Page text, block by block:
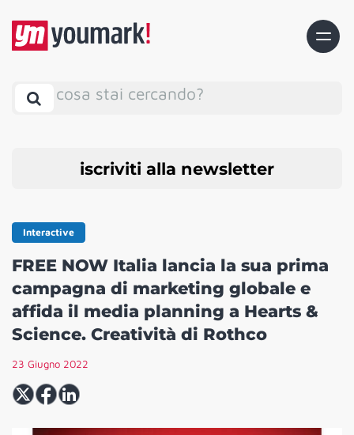
cosa stai cercando?
iscriviti alla newsletter
Interactive
FREE NOW Italia lancia la sua prima
campagna di marketing globale e
affida il media planning a Hearts &
Science. Creatività di Rothco
23 Giugno 2022